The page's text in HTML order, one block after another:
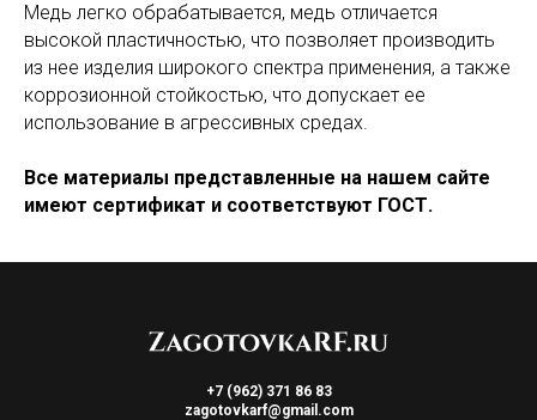
Медь легко обрабатывается, медь отличается
высокой пластичностью, что позволяет производить
из нее изделия широкого спектра применения, а также
коррозионной стойкостью, что допускает ее
использование в агрессивных средах.
Все материалы представленные на нашем сайте
имеют сертификат и соответствуют ГОСТ.
+7 (962) 371 86 83
zagotovkarf@gmail.com